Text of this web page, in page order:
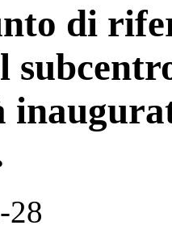
di
28